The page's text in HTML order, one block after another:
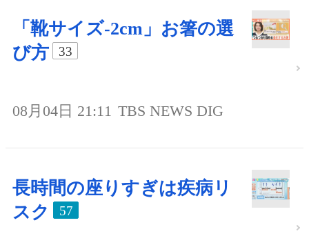
「靴サイズ-2cm」お箸の選
び方
33
08月04日 21:11 TBS NEWS DIG
長時間の座りすぎは疾病リ
スク
57